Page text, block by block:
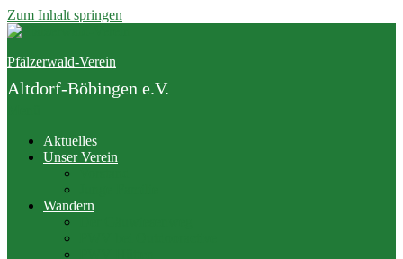
Zum Inhalt springen
Pfälzerwald-Verein
Altdorf-Böbingen e.V.
Aktuelles
Unser Verein
Wandern